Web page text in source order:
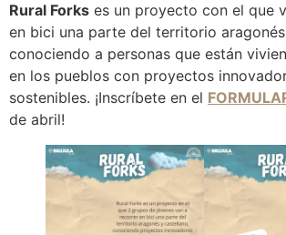
Rural Forks es un proyecto con el que
en bici una parte del territorio
conociendo a personas que están
en los pueblos con proyectos
sostenibles. ¡Inscríbete en el
de abril!